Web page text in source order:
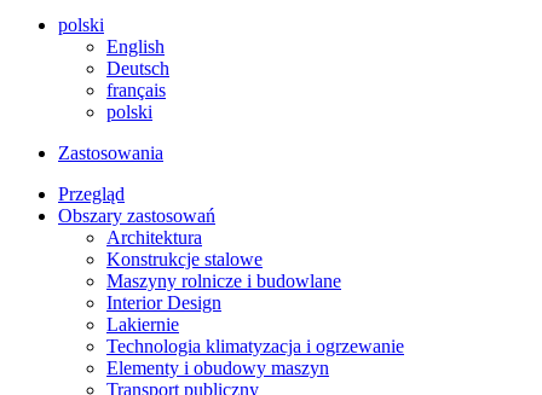
polski
English
Deutsch
français
polski
Zastosowania
Przegląd
Obszary zastosowań
Architektura
Konstrukcje stalowe
Maszyny rolnicze i budowlane
Interior Design
Lakiernie
Technologia klimatyzacja i ogrzewanie
Elementy i obudowy maszyn
Transport publiczny